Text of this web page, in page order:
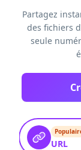
Partagez
des fichiers
seule
URL